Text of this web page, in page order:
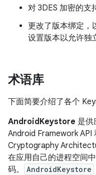
对 3DES 加密的支
更改了版本绑定，
设置版本以允许独
术语库
下面简要介绍了各个
AndroidKeystore 是供
Android Framework API
Cryptography
在应用自己的进程空间
码。
AndroidKeystore